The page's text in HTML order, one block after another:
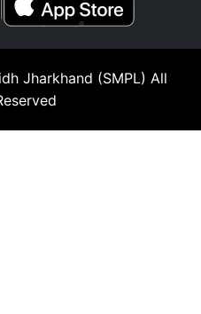
Jharkhand (SMPL) All